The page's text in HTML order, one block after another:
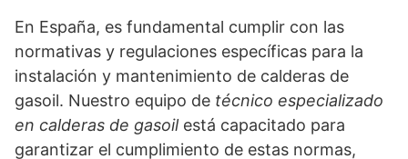
En España, es fundamental cumplir con las
normativas y regulaciones específicas para la
instalación y mantenimiento de calderas de
gasoil. Nuestro equipo de técnico especializado
en calderas de gasoilestá capacitado para
garantizar el cumplimiento de estas normas,